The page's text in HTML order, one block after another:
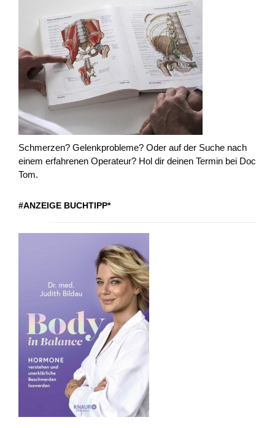
Schmerzen? Gelenkprobleme? Oder auf der Suche nach
einem erfahrenen Operateur? Hol dir deinen Termin bei Doc
Tom.
#ANZEIGE BUCHTIPP*